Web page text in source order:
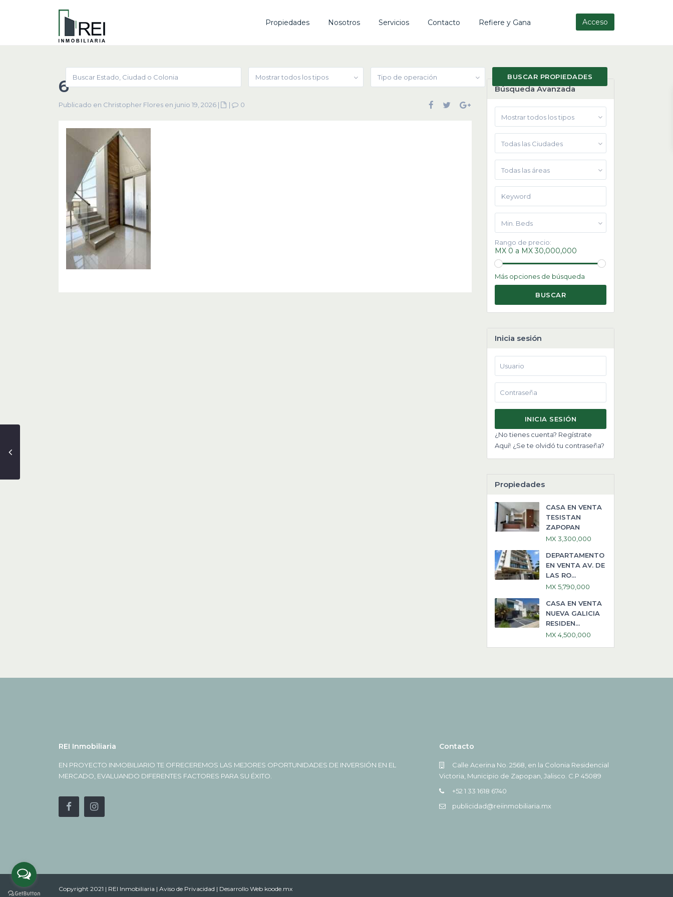
Acceso
Propiedades Nosotros Servicios Contacto Refiere y Gana
Mostrar todos los tipos Tipo de operación
6
Publicado en Christopher Flores en junio 19, 2026 | | 0
Búsqueda Avanzada
Mostrar todos los tipos
Todas las Ciudades
Todas las áreas
Min. Beds
Rango de precio:
MX 0 a MX 30,000,000
Más opciones de búsqueda
BUSCAR
Inicia sesión
INICIA SESIÓN
¿No tienes cuenta? Regístrate
Aquí! ¿Se te olvidó tu contraseña?
Propiedades
CASA EN VENTA
TESISTAN
ZAPOPAN
MX 3,300,000
DEPARTAMENTO
EN VENTA AV. DE
LAS RO...
MX 5,790,000
CASA EN VENTA
NUEVA GALICIA
RESIDEN...
MX 4,500,000
REI Inmobiliaria
EN PROYECTO INMOBILIARIO TE OFRECEREMOS LAS MEJORES OPORTUNIDADES DE INVERSIÓN EN EL
MERCADO, EVALUANDO DIFERENTES FACTORES PARA SU ÉXITO.
Contacto
Calle Acerina No. 2568, en la Colonia Residencial
Victoria, Municipio de Zapopan, Jalisco. C.P 45089
+52 1 33 1618 6740
publicidad@reiinmobiliaria.mx
Copyright 2021 | REI Inmobiliaria | Aviso de Privacidad | Desarrollo Web koode.mx